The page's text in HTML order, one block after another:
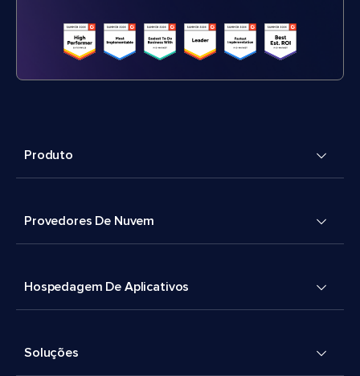
Produto
Provedores De Nuvem
Hospedagem De Aplicativos
Soluções